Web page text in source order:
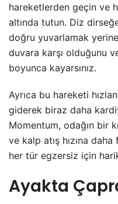
hareketlerden geçin ve
altında tutun. Diz
doğru yuvarlamak yerine
duvara karşı olduğunu
boyunca kayarsınız.
Ayrıca bu hareketi
giderek biraz daha
Momentum, odağın bir
ve kalp atış hızına
her tür egzersiz için
Ayakta